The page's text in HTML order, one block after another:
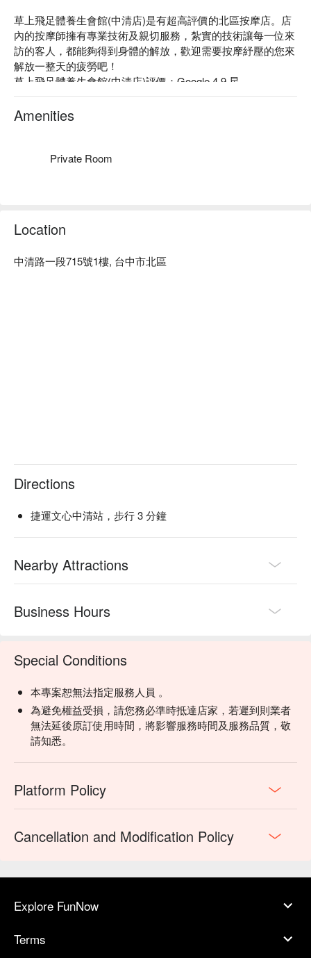
草上飛足體養生會館(中清店)是有超高評價的北區按摩店。店
內的按摩師擁有專業技術及親切服務，紮實的技術讓每一位來
訪的客人，都能夠得到身體的解放，歡迎需要按摩紓壓的您來
解放一整天的疲勞吧！
草上飛足體養生會館(中清店)評價：Google 4.9 星。
草上飛足體養生會館(中清店)舒適的現代化裝潢、寬敞的個人
按摩空間，就是要給每一位來訪紓壓的您最好的體驗。
Amenities
Private Room
Location
中清路一段715號1樓, 台中市北區
Directions
捷運文心中清站，步行 3 分鐘
Nearby Attractions
Business Hours
Special Conditions
本專案恕無法指定服務人員 。
為避免權益受損，請您務必準時抵達店家，若遲到則業者
無法延後原訂使用時間，將影響服務時間及服務品質，敬
請知悉。
Platform Policy
Cancellation and Modification Policy
Explore FunNow
Terms